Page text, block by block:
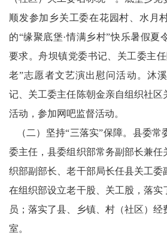
国
西
部
科
协
中
国
顺发参加乡关工委在花园村、水月
的“缘聚底堡·情满乡村”快乐暑假夏
要求。舟坝镇党委书记、关工委主
老”志愿者文艺演出慰问活动。沐
记、关工委主任陈朝金亲自组织社区
活动，参加网吧监督活动。
（二）坚持“三落实”保障。县委常
委主任，县委组织部常务副部长兼任
织部副部长、老干部局长任县关工委
在组织部设立老干股、关工股，落实
员；落实了县、乡镇、村（社区）
室。